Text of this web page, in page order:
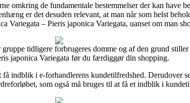
omkring de fundamentale bestemmelser der kan have
er det desuden relevant, at man når som helst
Variegata – Pieris japonica Variegata, uanset om man
tidligere forbrugeres domme og af den grund
japonica Variegata før du færdiggør din shopping.
indblik i e-forhandlerens kundetilfredshed. Derudover
som også må bruges til at få et indblik i